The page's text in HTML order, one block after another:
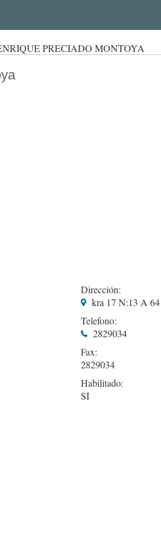
PRECIADO MONTOYA
Dirección:
kra 17 N:13 A 64
Telefono:
2829034
Fax:
2829034
Habilitado:
SI